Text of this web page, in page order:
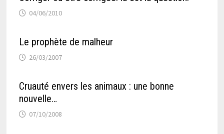
04/06/2010
Le prophète de malheur
26/03/2007
Cruauté envers les animaux : une bonne
nouvelle…
07/10/2008